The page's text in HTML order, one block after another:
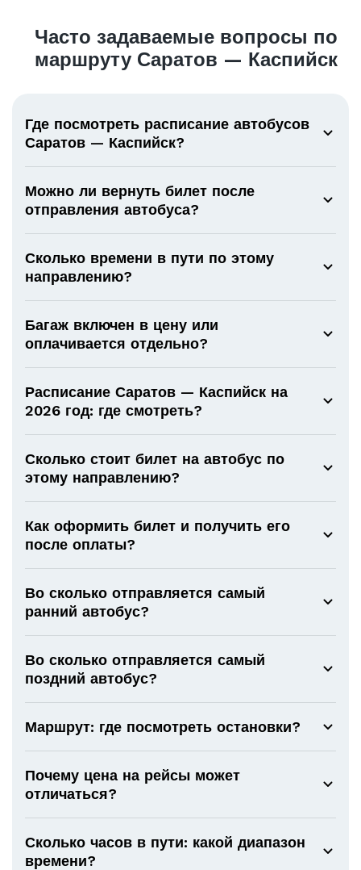
Часто задаваемые вопросы по
маршруту Саратов — Каспийск
Где посмотреть расписание автобусов
Саратов — Каспийск?
Можно ли вернуть билет после
отправления автобуса?
Сколько времени в пути по этому
направлению?
Багаж включен в цену или
оплачивается отдельно?
Расписание Саратов — Каспийск на
2026 год: где смотреть?
Сколько стоит билет на автобус по
этому направлению?
Как оформить билет и получить его
после оплаты?
Во сколько отправляется самый
ранний автобус?
Во сколько отправляется самый
поздний автобус?
Маршрут: где посмотреть остановки?
Почему цена на рейсы может
отличаться?
Сколько часов в пути: какой диапазон
времени?